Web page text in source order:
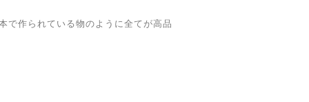
で作られている物のように全てが高品